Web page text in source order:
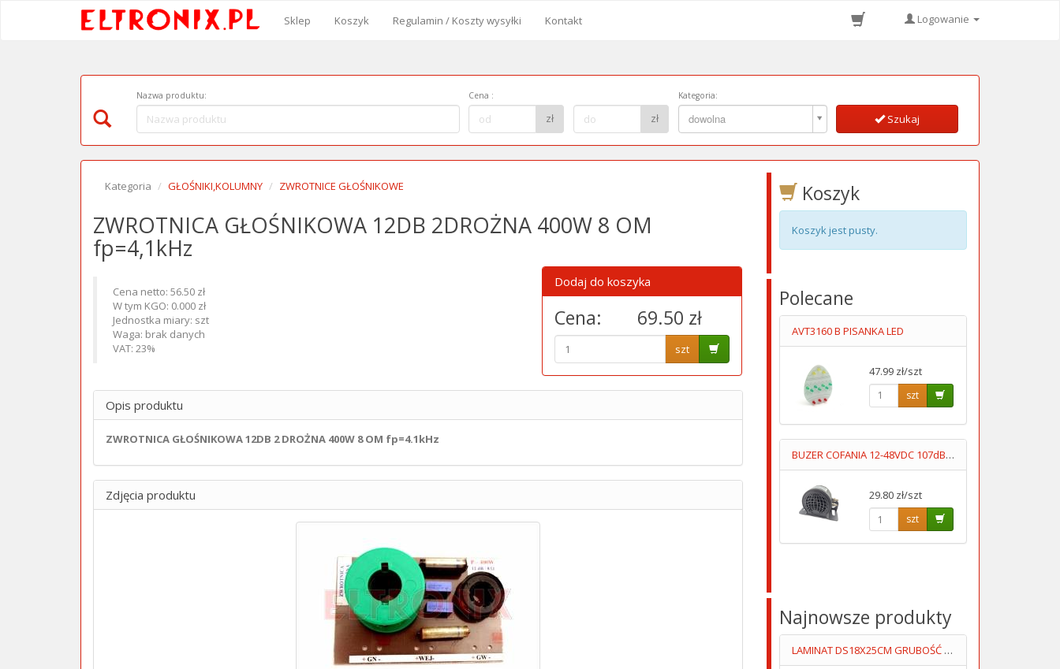
Sklep Koszyk Regulamin / Koszty wysyłki Kontakt Logowanie
Nazwa produktu: Cena od
:
zł
do:
zł
Kategoria:
dowolna
Kategoria:
Szukaj
Kategoria GŁOŚNIKI,KOLUMNY ZWROTNICE GŁOŚNIKOWE
ZWROTNICA GŁOŚNIKOWA 12DB 2DROŻNA 400W 8 OM
fp=4,1kHz
Cena netto: 56.50 zł
W tym KGO: 0.000 zł
Jednostka miary: szt
Waga: brak danych
VAT: 23%
Dodaj do koszyka
Cena: 69.50 zł
szt
Opis produktu
ZWROTNICA GŁOŚNIKOWA 12DB 2 DROŻNA 400W 8 OM fp=4.1kHz
Zdjęcia produktu
Koszyk
Koszyk jest pusty.
Polecane
AVT3160 B PISANKA LED
47.99 zł/szt
szt
BUZER COFANIA 12-48VDC 107dB "SYGNAŁ COFANIA"
29.80 zł/szt
szt
Najnowsze produkty
LAMINAT DS18X25CM GRUBOŚĆ 1MM DWUSTRONNY